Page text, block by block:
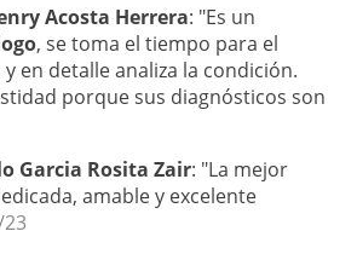
Acosta Herrera: "Es un
, se toma el tiempo para el
en detalle analiza la condición.
porque sus diagnósticos son
Garcia Rosita Zair: "La mejor
amable y excelente